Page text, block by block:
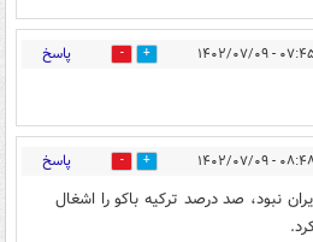
- ۱۴۰۲/۰۷/۰۹ 10 پاسخ
- ۱۴۰۲/۰۷/۰۹ 5 پاسخ
نبود، صد درصد ترکیه باکو را اشغال